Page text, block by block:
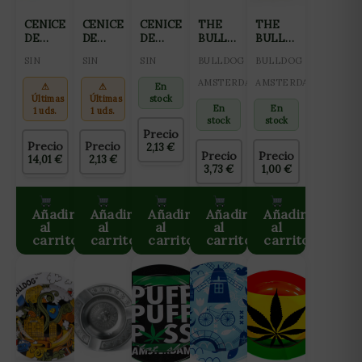
CENICERO
DE
CUADRADO
GRANDE
(DISEÑOS
VARIADOS
SEGÚN
SIN
⚠
Últimas
1 uds.
Precio
14,01€
Añadir
al
carrito
CENICERO
DE
REDONDO
PEQUEÑO
(COLORES
VARIADOS
SEGÚN
DISPONIBILIDAD)
SIN
⚠
Últimas
1 uds.
Precio
2,13€
Añadir
al
carrito
CENICERO
DE
CUADRADO
PQ
(COLORES
DISPONIBILIDAD)
SIN
En
stock
Precio
2,13€
Añadir
al
carrito
THE
BULLDOG
DE
CRISTAL
BULLDOG
AMSTERDAM
En
stock
Precio
3,73€
Añadir
al
carrito
THE
BULLDOG
METÁLICO
VERDE
BULLDOG
AMSTERDAM
En
stock
Precio
1,00€
Añadir
al
carrito